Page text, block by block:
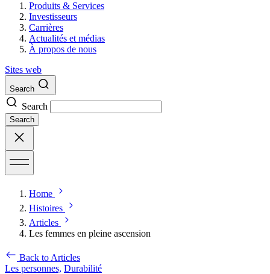
Produits & Services
Investisseurs
Carrières
Actualités et médias
À propos de nous
Sites web
Search
Search
Search
Home
Histoires
Articles
Les femmes en pleine ascension
Back to Articles
Les personnes, Durabilité